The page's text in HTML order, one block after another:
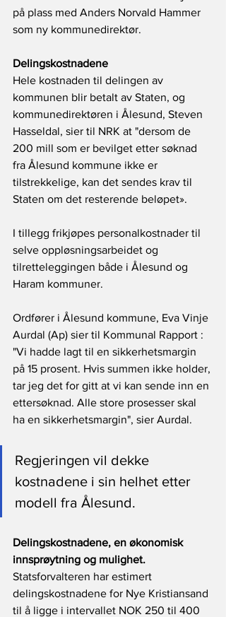
på plass med Anders Norvald Hammer
som ny kommunedirektør.
Delingskostnadene
Hele kostnaden til delingen av
kommunen blir betalt av Staten, og
kommunedirektøren i Ålesund, Steven
Hasseldal, sier til NRK at "dersom de
200 mill som er bevilget etter søknad
fra Ålesund kommune ikke er
tilstrekkelige, kan det sendes krav til
Staten om det resterende beløpet».
I tillegg frikjøpes personalkostnader til
selve oppløsningsarbeidet og
tilretteleggingen både i Ålesund og
Haram kommuner.
Ordfører i Ålesund kommune, Eva Vinje
Aurdal (Ap) sier til Kommunal Rapport :
"Vi hadde lagt til en sikkerhetsmargin
på 15 prosent. Hvis summen ikke holder,
tar jeg det for gitt at vi kan sende inn en
ettersøknad. Alle store prosesser skal
ha en sikkerhetsmargin", sier Aurdal.
Regjeringen vil dekke
kostnadene i sin helhet etter
modell fra Ålesund.
Delingskostnadene, en økonomisk
innsprøytning og mulighet.
Statsforvalteren har estimert
delingskostnadene for Nye Kristiansand
til å ligge i intervallet NOK 250 til 400